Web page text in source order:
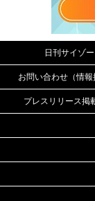
日刊サイゾ
お問い合わせ（情報
プレスリリース掲